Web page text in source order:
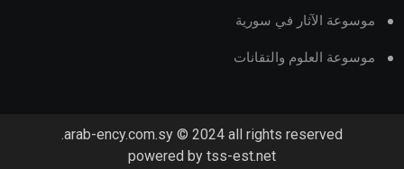
موسوعة الآثار في سورية
موسوعة العلوم والتقانات
arab-ency.com.sy © 2024 all rights reserved.
powered by tss-est.net